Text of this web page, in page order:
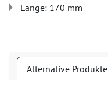
Länge: 170 mm
Alternative Produkte